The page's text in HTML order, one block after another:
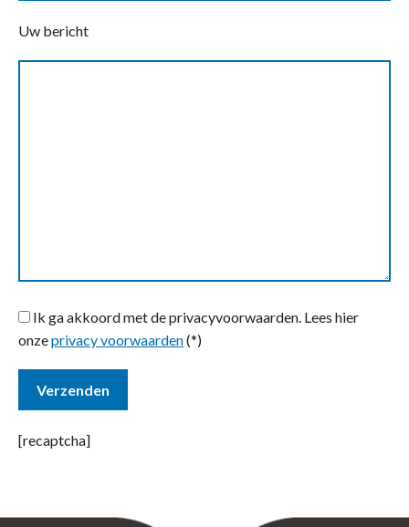
Uw bericht
Ik ga akkoord met de privacyvoorwaarden. Lees hier
onzeprivacy voorwaarden(*)
[recaptcha]